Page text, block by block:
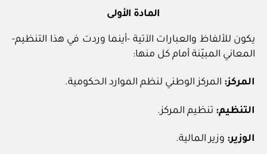
المادة الأولى
يكون للألفاظ والعبارات الآتية -أينما وردت في هذا التنظيم-
المعاني المبيّنة أمام كل منها:
المركز: المركز الوطني لنظم الموارد الحكومية.
التنظيم: تنظيم المركز.
الوزير: وزير المالية.